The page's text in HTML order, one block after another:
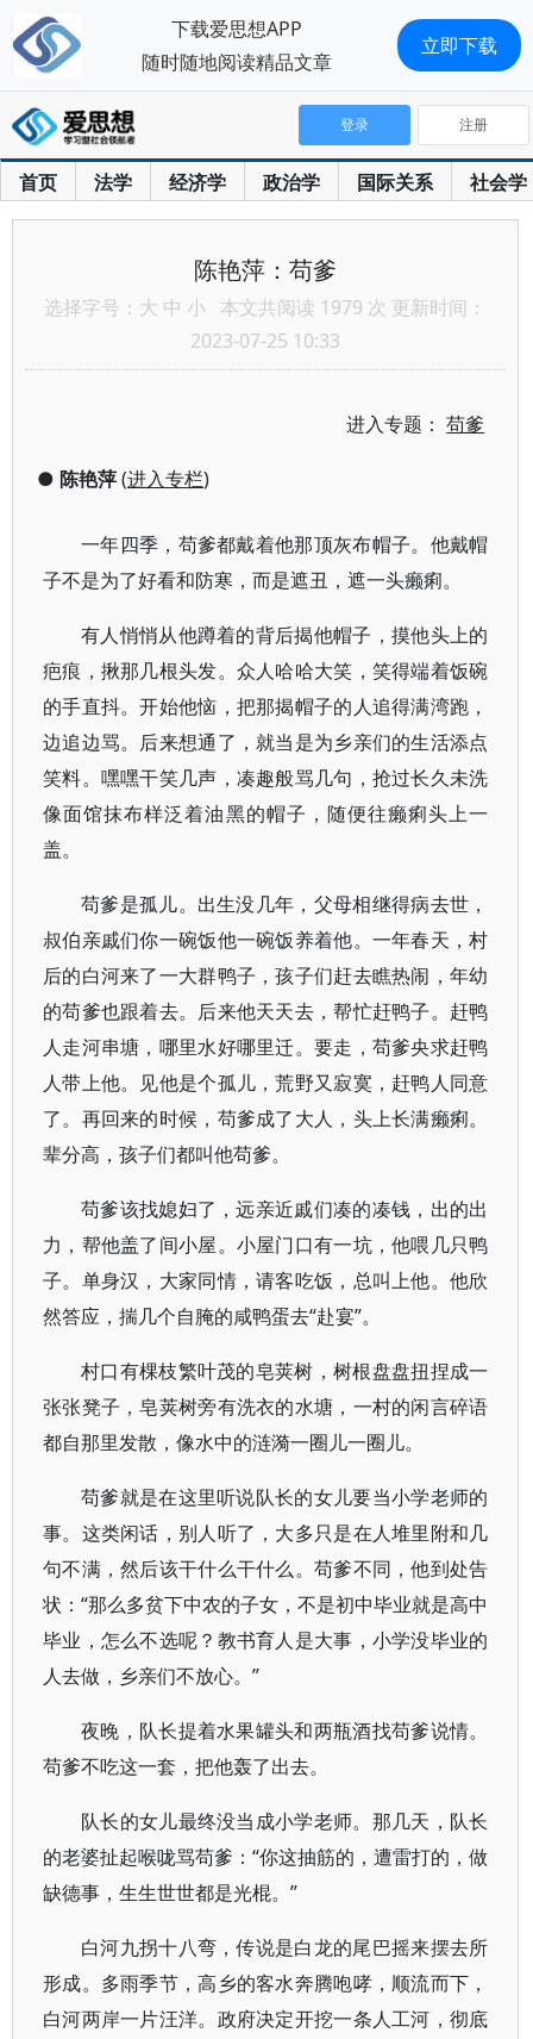
首页 法学 经济学 政治学 国际关系 社会学
登录 注册
陈艳萍：苟爹
选择字号： 大 中 小 本文共阅读 1979 次 更新时间：
2023-07-25 10:33
进入专题：苟爹
● 陈艳萍(进入专栏)
一年四季，苟爹都戴着他那顶灰布帽子。他戴帽
子不是为了好看和防寒，而是遮丑，遮一头癞痢。
有人悄悄从他蹲着的背后揭他帽子，摸他头上的
疤痕，揪那几根头发。众人哈哈大笑，笑得端着饭碗
的手直抖。开始他恼，把那揭帽子的人追得满湾跑，
边追边骂。后来想通了，就当是为乡亲们的生活添点
笑料。嘿嘿干笑几声，凑趣般骂几句，抢过长久未洗
像面馆抹布样泛着油黑的帽子，随便往癞痢头上一
盖。
苟爹是孤儿。出生没几年，父母相继得病去世，
叔伯亲戚们你一碗饭他一碗饭养着他。一年春天，村
后的白河来了一大群鸭子，孩子们赶去瞧热闹，年幼
的苟爹也跟着去。后来他天天去，帮忙赶鸭子。赶鸭
人走河串塘，哪里水好哪里迁。要走，苟爹央求赶鸭
人带上他。见他是个孤儿，荒野又寂寞，赶鸭人同意
了。再回来的时候，苟爹成了大人，头上长满癞痢。
辈分高，孩子们都叫他苟爹。
苟爹该找媳妇了，远亲近戚们凑的凑钱，出的出
力，帮他盖了间小屋。小屋门口有一坑，他喂几只鸭
子。单身汉，大家同情，请客吃饭，总叫上他。他欣
然答应，揣几个自腌的咸鸭蛋去“赴宴”。
村口有棵枝繁叶茂的皂荚树，树根盘盘扭捏成一
张张凳子，皂荚树旁有洗衣的水塘，一村的闲言碎语
都自那里发散，像水中的涟漪一圈儿一圈儿。
苟爹就是在这里听说队长的女儿要当小学老师的
事。这类闲话，别人听了，大多只是在人堆里附和几
句不满，然后该干什么干什么。苟爹不同，他到处告
状：“那么多贫下中农的子女，不是初中毕业就是高中
毕业，怎么不选呢？教书育人是大事，小学没毕业的
人去做，乡亲们不放心。”
夜晚，队长提着水果罐头和两瓶酒找苟爹说情。
苟爹不吃这一套，把他轰了出去。
队长的女儿最终没当成小学老师。那几天，队长
的老婆扯起喉咙骂苟爹：“你这抽筋的，遭雷打的，做
缺德事，生生世世都是光棍。”
白河九拐十八弯，传说是白龙的尾巴摇来摆去所
形成。多雨季节，高乡的客水奔腾咆哮，顺流而下，
白河两岸一片汪洋。政府决定开挖一条人工河，彻底
下载爱思想APP
随时随地阅读精品文章
立即下载